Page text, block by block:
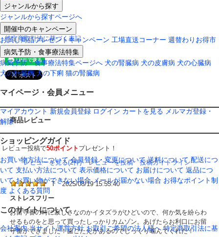
ジャンルから探す
ジャンルから探すページへ
開催中のキャンペーン
お試し商品プレゼントキャンペーン 工場直送コーナー 週替わりお得市
病気予防・食事療法特集
病気予防・食事療法特集ページへ 犬の腎臓病 犬の皮膚病 犬の心臓病
犬の肝臓病 犬の下痢 猫の腎臓病
マイページ・会員メニュー
マイアカウント 新規会員登録 ログイン カートを見る メルマガ登録・
解除
ショッピングガイド
お買い物方法について 会員登録・変更について 送料について 配送につ
いて 支払い方法について 表示価格について お届けについて 返品につ
いて お買い物ができない場合 メールが届かない場合 お得なポイント制
度 よくある質問
このサイトについて
会社案内 当サイト運営方針 お取引ご希望の法人様へ 特定商取引法に基
返品について
特定商取引法に基づく表記
商品レビュー
レビュー投稿で50ポイント プレゼント！
レビューを見る(2件)
レビューを投稿 投稿ガイドライン
T
2025/08/19 15:55:40
ストレスフリー
お留守番の時に寂しさなのかイタズラがひどいので、何か気を紛らわ
せるものをと思って買ったしっかりカムゾン。あげたらお利口にお留
守番ができました！歯ごたえがあるのでじっくり噛んでくれた！